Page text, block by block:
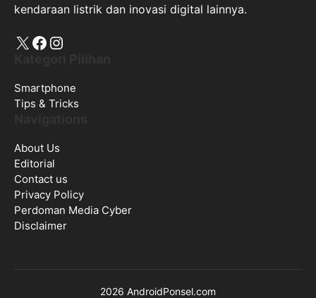
kendaraan listrik dan inovasi digital lainnya.
X Facebook
Instagram
Smartphone
Tips & Tricks
About Us
Editorial
Contact us
Privacy Policy
Perdoman Media Cyber
Disclaimer
2026 AndroidPonsel.com